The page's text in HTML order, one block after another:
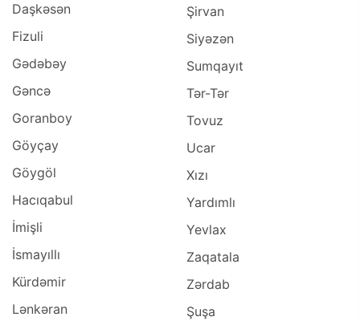
Daşkəsən
Fizuli
Gədəbəy
Gəncə
Goranboy
Göyçay
Göygöl
Hacıqabul
İmişli
İsmayıllı
Kürdəmir
Lənkəran
Şirvan
Siyəzən
Sumqayıt
Tər-Tər
Tovuz
Ucar
Xızı
Yardımlı
Yevlax
Zaqatala
Zərdab
Şuşa